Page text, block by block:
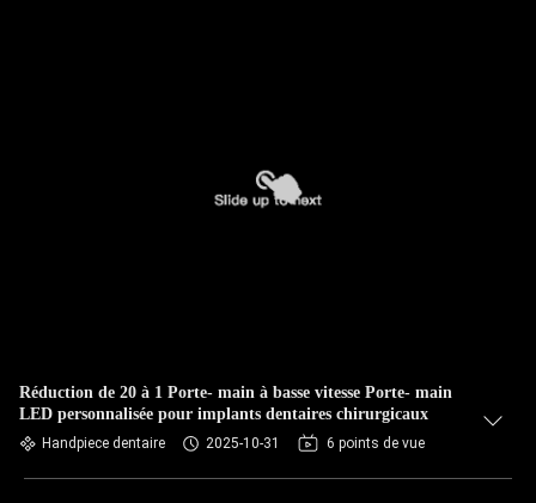
Réduction de 20 à 1 Porte- main à basse vitesse Porte- main
LED personnalisée pour implants dentaires chirurgicaux
Handpiece dentaire 2025-10-31 6 points de vue